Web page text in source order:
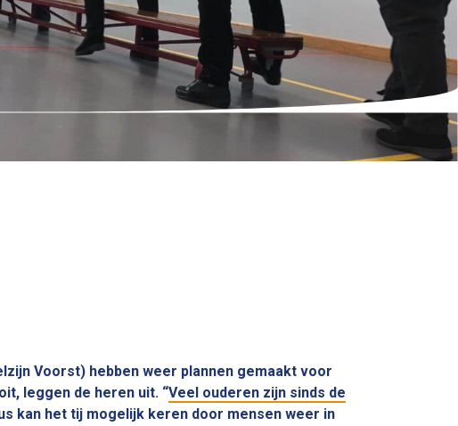
Voorst) hebben weer plannen gemaakt voor
leggen de heren uit. “Veel ouderen zijn sinds de
kan het tij mogelijk keren door mensen weer in